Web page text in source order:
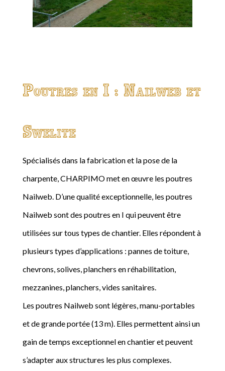
Poutres en I : Nailweb et
Swelite
Spécialisés dans la fabrication et la pose de la
charpente, CHARPIMO met en œuvre les poutres
Nailweb. D’une qualité exceptionnelle, les poutres
Nailweb sont des poutres en I qui peuvent être
utilisées sur tous types de chantier. Elles répondent à
plusieurs types d’applications : pannes de toiture,
chevrons, solives, planchers en réhabilitation,
mezzanines, planchers, vides sanitaires.
Les poutres Nailweb sont légères, manu-portables
et de grande portée (13 m). Elles permettent ainsi un
gain de temps exceptionnel en chantier et peuvent
s’adapter aux structures les plus complexes.